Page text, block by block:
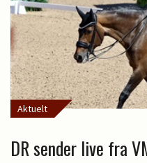
Aktuelt
DR sender live fra